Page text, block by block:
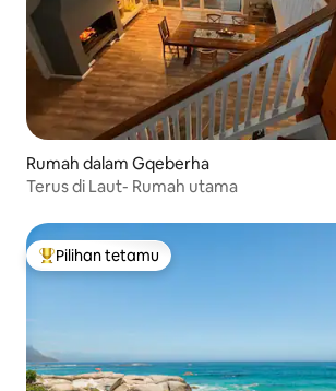
Rumah dalam Gqeberha
Terus di Laut- Rumah utama
Pilihan utama tetamu
Pilihan tetamu